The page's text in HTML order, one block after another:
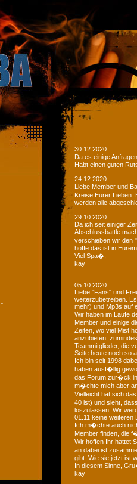
30.12.2020
Da es einige
Habt einen guten
24.12.2020
Liebe Member und
Kreise Eurer Lieben.
werden alle
29.10.2020
Da ich seit einiger
Abschlussbattle
verschieben wir den
hoffe das ist in
Viel Spa�,
kay
05.10.2020
Liebe "Fans" und
weiterzubetreiben.
mehr) und Mp3s auf
Wir haben im Laufe
Member und einige
Zeiten, wo viel Mist
anzubieten,
Teammitglieder, die
Seite heute noch so
Ich bin seit 1998
haben ausf�llig
das Forum zur�ck
m�chte mich aber
Vielleicht hat sich
40 ist) und sieht,
loszulassen. Wir
01.11 keine weiteren
Ich m�chte auch
Member finden, die
Wir hoffen Ihr hattet
an dabei ist
gibt. Wie sie jetzt ist
In diesem Sinne,
kay